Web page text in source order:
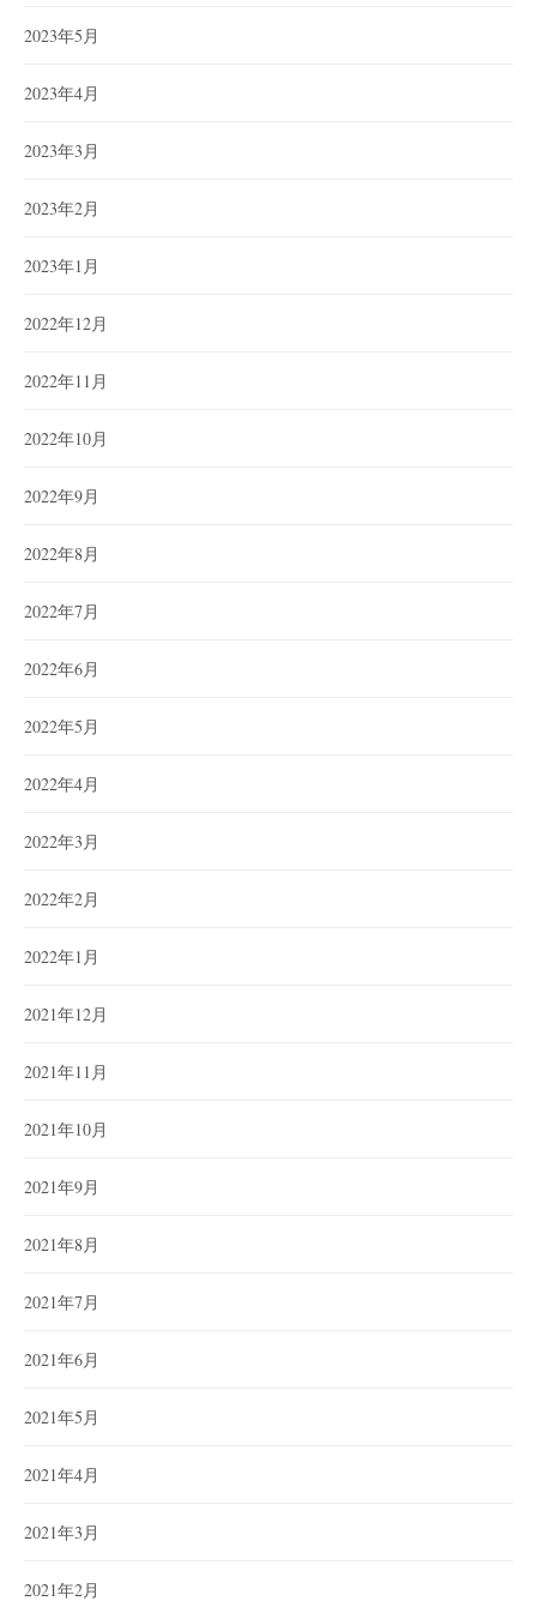
2023年5月
2023年4月
2023年3月
2023年2月
2023年1月
2022年12月
2022年11月
2022年10月
2022年9月
2022年8月
2022年7月
2022年6月
2022年5月
2022年4月
2022年3月
2022年2月
2022年1月
2021年12月
2021年11月
2021年10月
2021年9月
2021年8月
2021年7月
2021年6月
2021年5月
2021年4月
2021年3月
2021年2月